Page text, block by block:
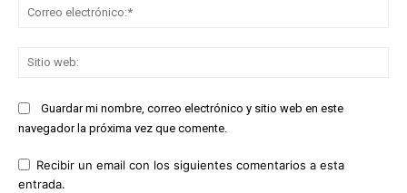
Guardar mi nombre, correo electrónico y sitio web en este
navegador la próxima vez que comente.
Recibir un email con los siguientes comentarios a esta
entrada.